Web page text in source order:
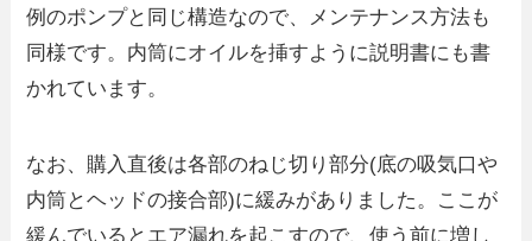
例のポンプと同じ構造なので、メンテナンス方法も
同様です。内筒にオイルを挿すように説明書にも書
かれています。
なお、購入直後は各部のねじ切り部分(底の吸気口や
内筒とヘッドの接合部)に緩みがありました。ここが
緩んでいるとエア漏れを起こすので、使う前に増し